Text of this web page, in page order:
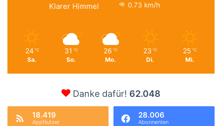
Klarer Himmel
0.73 km/h
24 ℃
Sa.
31 ℃
So.
26 ℃
Mo.
23 ℃
Di.
25 ℃
Mi.
Danke dafür! 62.048
18.419
AppNutzer
28.006
Abonnenten